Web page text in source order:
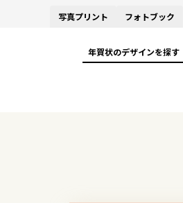
写真プリント フォトブック
年賀状のデザインを探す